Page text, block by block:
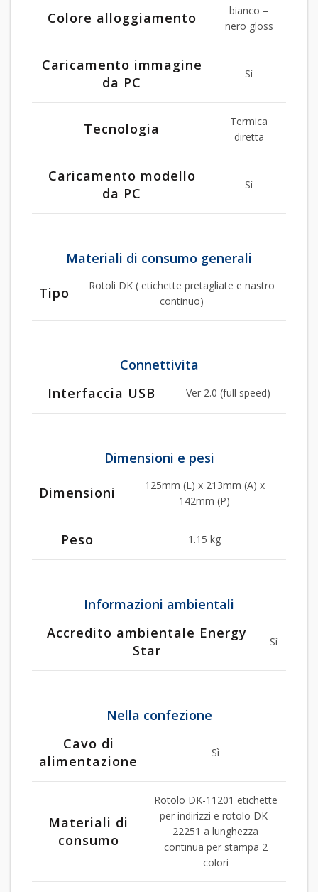
Colore alloggiamento
bianco –
nero gloss
Caricamento immagine
da PC
Sì
Tecnologia
Termica
diretta
Caricamento modello
da PC
Sì
Materiali di consumo generali
Tipo
Rotoli DK ( etichette pretagliate e nastro
continuo)
Connettivita
Interfaccia USB
Ver 2.0 (full speed)
Dimensioni e pesi
Dimensioni
125mm (L) x 213mm (A) x
142mm (P)
Peso 1.15 kg
Informazioni ambientali
Accredito ambientale Energy
Star
Sì
Nella confezione
Cavo di
alimentazione
Sì
Materiali di
consumo
Rotolo DK-11201 etichette
per indirizzi e rotolo DK-
22251 a lunghezza
continua per stampa 2
colori